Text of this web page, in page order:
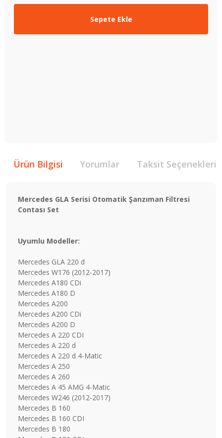
Sepete Ekle
Ürün Bilgisi Yorumlar Taksit Seçenekleri
Mercedes GLA Serisi Otomatik Şanzıman Filtresi
Contası Set
Uyumlu Modeller:
Mercedes GLA 220 d
Mercedes W176 (2012-2017)
Mercedes A180 CDi
Mercedes A180 D
Mercedes A200
Mercedes A200 CDi
Mercedes A200 D
Mercedes A 220 CDI
Mercedes A 220 d
Mercedes A 220 d 4-Matic
Mercedes A 250
Mercedes A 260
Mercedes A 45 AMG 4-Matic
Mercedes W246 (2012-2017)
Mercedes B 160
Mercedes B 160 CDI
Mercedes B 180